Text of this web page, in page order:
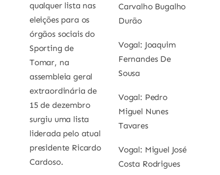
qualquer lista nas
eleições para os
órgãos sociais do
Sporting de
Tomar, na
assembleia geral
extraordinária de
15 de dezembro
surgiu uma lista
liderada pelo atual
presidente Ricardo
Cardoso.
Carvalho Bugalho
Durão
Vogal: Joaquim
Fernandes De
Sousa
Vogal: Pedro
Miguel Nunes
Tavares
Vogal: Miguel José
Costa Rodrigues